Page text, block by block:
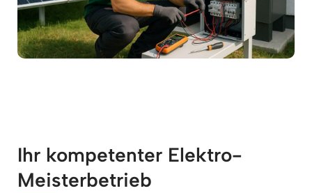
Ihr kompetenter Elektro-
Meisterbetrieb